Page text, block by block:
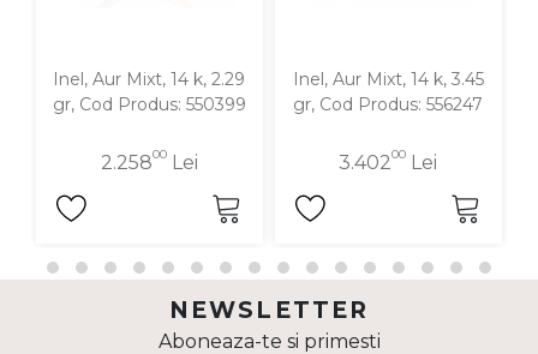
Inel, Aur Mixt, 14 k, 2.29
gr, Cod Produs: 550399
2.25800Lei
Inel, Aur Mixt, 14 k, 3.45
gr, Cod Produs: 556247
3.40200 Lei
NEWSLETTER
Aboneaza-te si primesti